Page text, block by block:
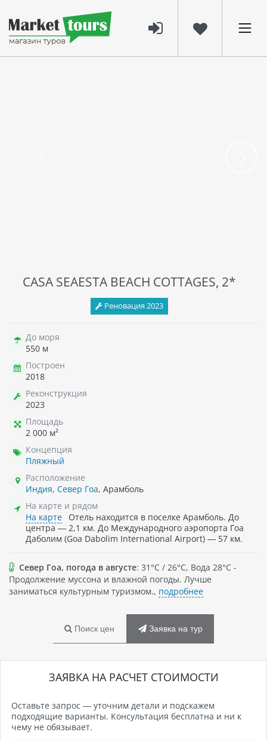
CASA SEAESTA BEACH COTTAGES, 2*
Реновация 2023
До моря
550 м
Построен
2018
Реконструкция
2023
Площадь
2 000 м²
Концепция
Пляжный
Расположение
Индия, Север Гоа, Арамболь
На карте и рядом
На карте
Отель находится в поселке Арамболь. До
центра — 2,1 км. До Международного аэропорта Гоа
Даболим (Goa Dabolim International Airport) — 57 км.
Север Гоа, погода в августе: 31°C / 26°C, Вода 28°C -
Продолжение муссона и влажной погоды. Лучше
заниматься культурным туризмом., подробнее
Поиск цен Заявка на тур
ЗАЯВКА НА РАСЧЕТ СТОИМОСТИ
Оставьте запрос — уточним детали и подскажем
подходящие варианты. Консультация бесплатна и ни к
чему не обязывает.